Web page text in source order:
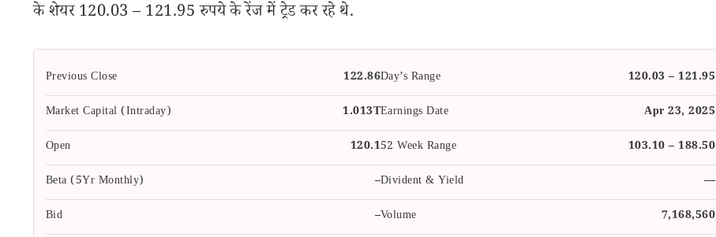
के शेयर 120.03 – 121.95 रुपये के रेंज में ट्रेड कर रहे थे.
Previous Close 122.86Day’s Range
120.03 – 121.95
Market Capital (Intraday)
1.013TEarnings Date
Apr 23, 2025
Open
120.152 Week Range
103.10 – 188.50
Beta (5Yr Monthly)
–Divident & Yield
—
Bid
–Volume
7,168,560